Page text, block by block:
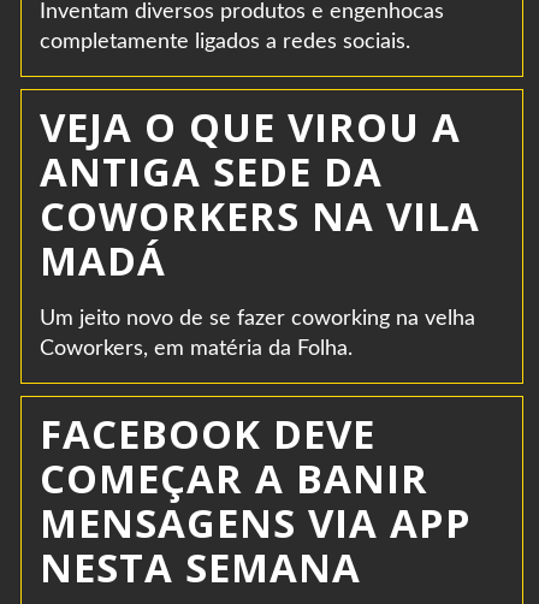
Inventam diversos produtos e engenhocas
completamente ligados a redes sociais.
VEJA O QUE VIROU A
ANTIGA SEDE DA
COWORKERS NA VILA
MADÁ
Um jeito novo de se fazer coworking na velha
Coworkers, em matéria da Folha.
FACEBOOK DEVE
COMEÇAR A BANIR
MENSAGENS VIA APP
NESTA SEMANA